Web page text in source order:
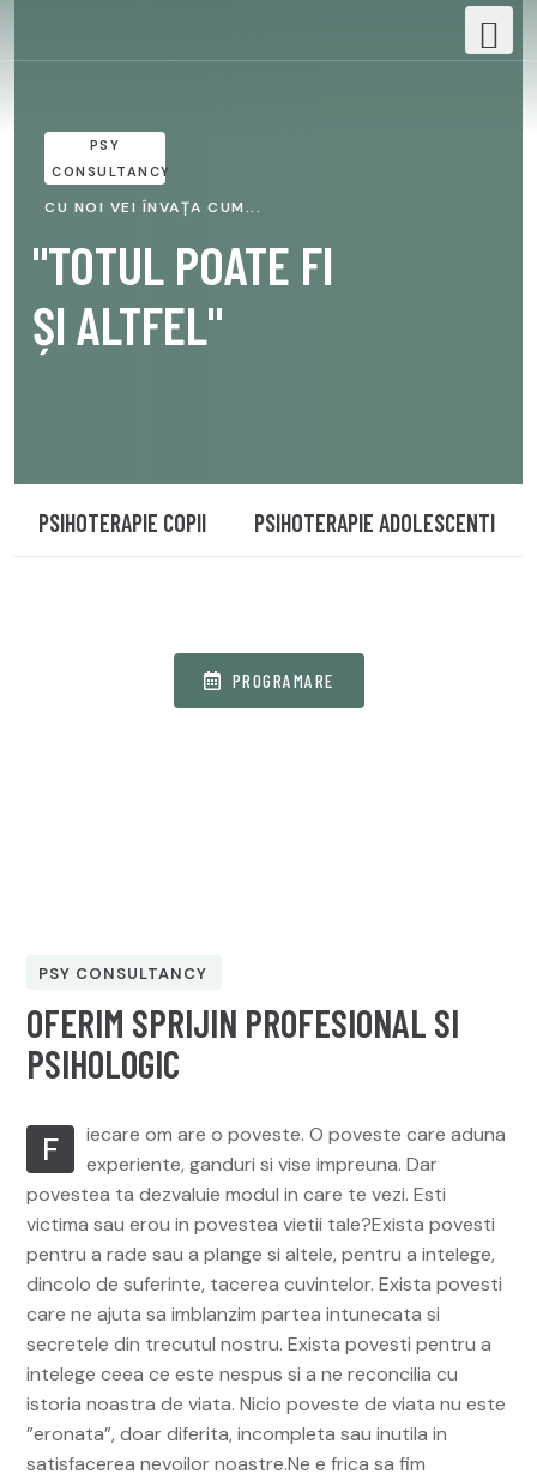
PSY
CONSULTANCY
CU NOI VEI ÎNVAȚA CUM...
"TOTUL POATE FI
ȘI ALTFEL"
PSIHOTERAPIE COPII PSIHOTERAPIE ADOLESCENTI
PROGRAMARE
PSY CONSULTANCY
OFERIM SPRIJIN PROFESIONAL SI
PSIHOLOGIC
F
iecare om are o poveste. O poveste care aduna
experiente, ganduri si vise impreuna. Dar
povestea ta dezvaluie modul in care te vezi. Esti
victima sau erou in povestea vietii tale?Exista povesti
pentru a rade sau a plange si altele, pentru a intelege,
dincolo de suferinte, tacerea cuvintelor. Exista povesti
care ne ajuta sa imblanzim partea intunecata si
secretele din trecutul nostru. Exista povesti pentru a
intelege ceea ce este nespus si a ne reconcilia cu
istoria noastra de viata. Nicio poveste de viata nu este
”eronata”, doar diferita, incompleta sau inutila in
satisfacerea nevoilor noastre.Ne e frica sa fim